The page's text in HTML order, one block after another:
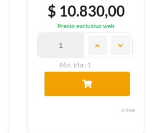
$ 10.830,00
Precio exclusivo web
Min. Vta.: 1
c/iva